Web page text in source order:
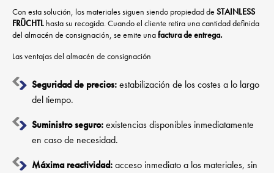
Con esta solución, los materiales siguen siendo propiedad de STAINLESS
FRÜCHTL hasta su recogida. Cuando el cliente retira una cantidad definida
del almacén de consignación, se emite unafactura de entrega.
Las ventajas del almacén de consignación
Seguridad de precios:estabilización de los costes a lo largo
del tiempo.
Suministro seguro:existencias disponibles inmediatamente
en caso de necesidad.
Máxima reactividad:acceso inmediato a los materiales, sin